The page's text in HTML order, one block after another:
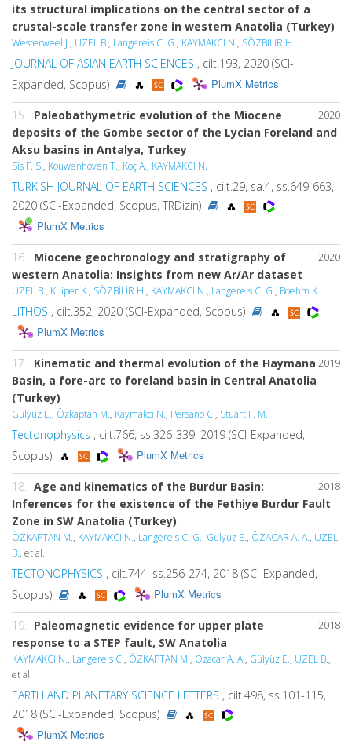
its structural implications on the central sector of a
crustal-scale transfer zone in western Anatolia (Turkey)
Westerweel J., UZEL B., Langereis C. G., KAYMAKCI N., SÖZBİLİR H.
JOURNAL OF ASIAN EARTH SCIENCES , cilt.193, 2020 (SCI-
Expanded, Scopus)
PlumX Metrics
2020
15. Paleobathymetric evolution of the Miocene
deposits of the Gombe sector of the Lycian Foreland and
Aksu basins in Antalya, Turkey
Sis F. S., Kouwenhoven T., Koç A., KAYMAKCI N.
TURKISH JOURNAL OF EARTH SCIENCES , cilt.29, sa.4, ss.649-663,
2020 (SCI-Expanded, Scopus, TRDizin)
PlumX Metrics
2020
16. Miocene geochronology and stratigraphy of
western Anatolia: Insights from new Ar/Ar dataset
UZEL B., Kuiper K., SÖZBİLİR H., KAYMAKCI N., Langereis C. G., Boehm K.
LITHOS , cilt.352, 2020 (SCI-Expanded, Scopus)
PlumX Metrics
2019
17. Kinematic and thermal evolution of the Haymana
Basin, a fore-arc to foreland basin in Central Anatolia
(Turkey)
Gülyüz E., Özkaptan M., Kaymakcı N., Persano C., Stuart F. M.
Tectonophysics , cilt.766, ss.326-339, 2019 (SCI-Expanded,
Scopus)
PlumX Metrics
2018
18. Age and kinematics of the Burdur Basin:
Inferences for the existence of the Fethiye Burdur Fault
Zone in SW Anatolia (Turkey)
ÖZKAPTAN M., KAYMAKCI N., Langereis C. G., Gulyuz E., ÖZACAR A. A., UZEL
B., et al.
TECTONOPHYSICS , cilt.744, ss.256-274, 2018 (SCI-Expanded,
Scopus)
PlumX Metrics
2018
19. Paleomagnetic evidence for upper plate
response to a STEP fault, SW Anatolia
KAYMAKCI N., Langereis C., ÖZKAPTAN M., Ozacar A. A., Gülyüz E., UZEL B.,
et al.
EARTH AND PLANETARY SCIENCE LETTERS , cilt.498, ss.101-115,
2018 (SCI-Expanded, Scopus)
PlumX Metrics